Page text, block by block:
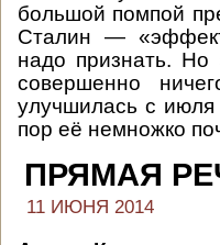
большой помпой
Сталин —
надо признать.
совершенно
улучшилась с июля
пор её немножко
ПРЯМАЯ
11 ИЮНЯ 2014